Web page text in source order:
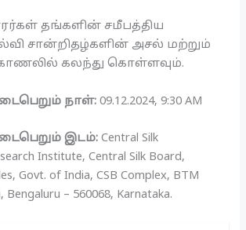
தங்களின் சமீபத்திய
சான்றிதழ்களின் அசல் மற்றும்
கலந்து கொள்ளவும்.
நாள்: 09.12.2024, 9:30 AM
இடம்: Central Silk
Institute, Central Silk Board,
Govt. of India, CSB Complex, BTM
Bengaluru – 560068, Karnataka.